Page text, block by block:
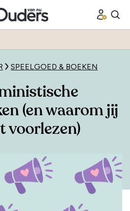
SPEELGOED & BOEKEN
(en waarom jij
voorlezen)